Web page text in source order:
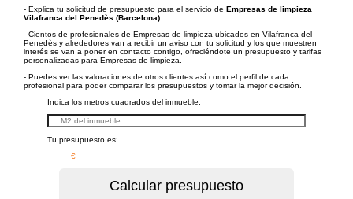
- Explica tu solicitud de presupuesto para el servicio de Empresas de limpieza
Vilafranca del Penedès (Barcelona)
- Cientos de profesionales de Empresas de limpieza ubicados en Vilafranca del
Penedès y alrededores van a recibir un aviso con tu solicitud y los que muestren
interés se van a poner en contacto contigo, ofreciéndote un presupuesto y tarifas
personalizadas para Empresas de limpieza.
- Puedes ver las valoraciones de otros clientes así como el perfil de cada
profesional para poder comparar los presupuestos y tomar la mejor decisión.
Indica los metros cuadrados del inmueble:
Tu presupuesto es:
– €